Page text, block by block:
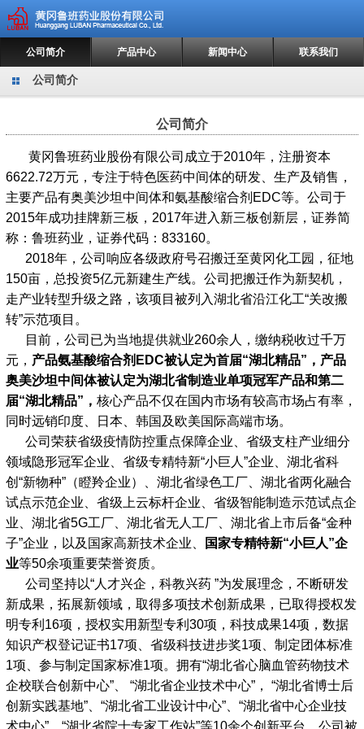
公司简介 产品中心 新闻中心 联系我们
公司简介
公司简介
黄冈鲁班药业股份有限公司成立于2010年，注册资本
6622.72万元，专注于特色医药中间体的研发、生产及销售，
主要产品有奥美沙坦中间体和氨基酸缩合剂EDC等。公司于
2015年成功挂牌新三板，2017年进入新三板创新层，证券简
称：鲁班药业，证券代码：833160。
2018年，公司响应各级政府号召搬迁至黄冈化工园，征地
150亩，总投资5亿元新建生产线。公司把搬迁作为新契机，
走产业转型升级之路，该项目被列入湖北省沿江化工“关改搬
转”示范项目。
目前，公司已为当地提供就业260余人，缴纳税收过千万
元， 产品氨基酸缩合剂 EDC被认定为首届“湖北精品”， 产品
奥美沙坦中间体被认定为湖北省制造业单项冠军产品和第二
届“湖北精品”， 核心产品不仅在国内市场有较高市场占有率，
同时远销印度、日本、韩国及欧美国际高端市场。
公司荣获省级疫情防控重点保障企业、省级支柱产业细分
领域隐形冠军企业、省级专精特新“小巨人”企业、湖北省科
创“新物种”（瞪羚企业）、湖北省绿色工厂、湖北省两化融合
试点示范企业、省级上云标杆企业、省级智能制造示范试点企
业、湖北省5G工厂、湖北省无人工厂、湖北省上市后备“金种
子”企业，以及国家高新技术企业、
国家专精特新“小巨人”企
业等50余项重要荣誉资质。
公司坚持以“人才兴企，科教兴药 ”为发展理念，不断研发
新成果，拓展新领域，取得多项技术创新成果，已取得授权发
明专利16项，授权实用新型专利30项，科技成果14项，数据
知识产权登记证书17项、省级科技进步奖1项、制定团体标准
1项、参与制定国家标准1项。拥有“湖北省心脑血管药物技术
企校联合创新中心”、 “湖北省企业技术中心”， “湖北省博士后
创新实践基地”、“湖北省工业设计中心”、“湖北省中心企业技
术中心”、“湖北省院士专家工作站”等10余个创新平台，公司被